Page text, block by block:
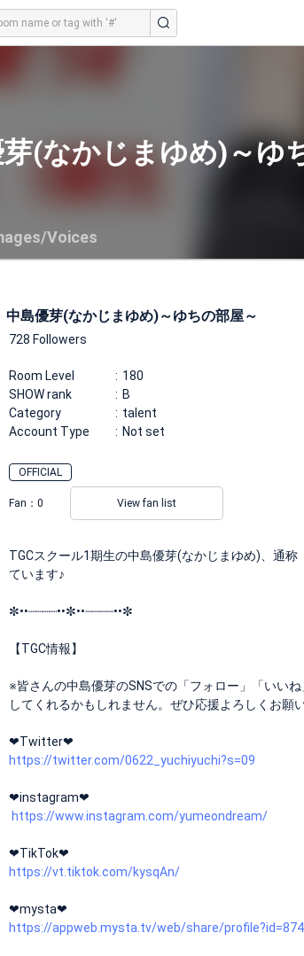
(なかじまゆめ)～ゆ
Voices
中島優芽(なかじまゆめ)～ゆちの部屋～
728 Followers
Room Level
180
SHOW rank
B
Category
talent
Account Type
Not set
OFFICIAL
Fan： 0 View fan list
TGCスクール1期生の中島優芽(なかじまゆめ)、通
ています♪
✼••┈┈┈┈••✼••┈┈┈┈••✼
【TGC情報】
※皆さんの中島優芽のSNSでの「フォロー」「いい
してくれるかもしれません。ぜひ応援よろしくお願
❤︎Twitter❤︎
https://twitter.com/0622_yuchiyuchi?s=09
❤︎instagram❤︎
https://www.instagram.com/yumeondream/
❤︎TikTok❤︎
https://vt.tiktok.com/kysqAn/
❤︎mysta❤︎
https://appweb.mysta.tv/web/share/